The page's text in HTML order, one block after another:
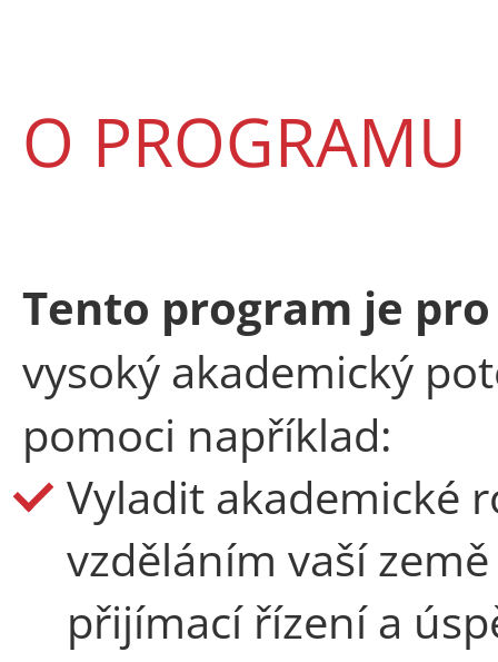
O PROGRAMU
Tento program je
vysoký akademický
pomoci například:
Vyladit akademické
vzděláním vaší
přijímací řízení a